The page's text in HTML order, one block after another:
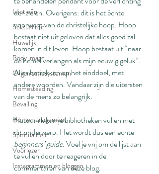
Idiotieën
Seksualiteit
Huwelijk
Body image
Organisatiesystemen
Homesteading
Bevalling
Homemanagement
Spiritualiteit
Voorlezen
Instagrammen en bloggen
der zielen. Overigens: dit is het échte
voorwerp van de christelijke hoop. Hoop
bestaat niet uit geloven dat alles goed zal
komen in dit leven. Hoop bestaat uit “naar
de hemel verlangen als mijn eeuwig geluk”.
Alles betrekken op het einddoel, met
andere woorden. Vandaar zijn die uitersten
van de mens zo belangrijk.
Natuurlijk kan je bibliotheken vullen met
dit onderwerp. Het wordt dus een echte
beginners’ guide. Voel je vrij om de lijst aan
te vullen door te reageren in de
commentaren van deze blog.